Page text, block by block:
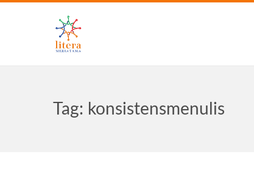
Tag: konsistensmenulis